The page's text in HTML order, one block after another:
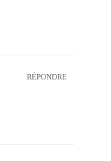
RÉPONDRE